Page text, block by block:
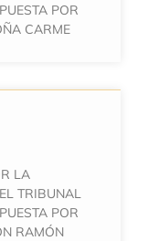
POR
CARME
LA
TRIBUNAL
POR
RAMÓN